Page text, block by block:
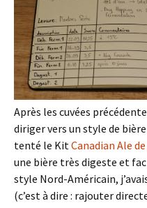
Après les cuvées
diriger vers un style de
tenté le KitCanadian Ale
une bière très digeste et
style Nord-Américain,
(c’est à dire : rajouter